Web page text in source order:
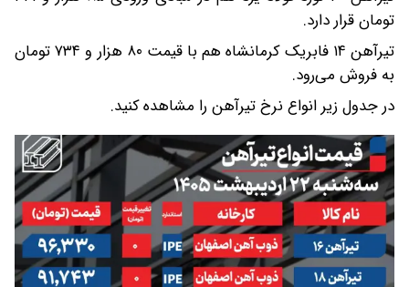
تومان قرار دارد.
تیرآهن ۱۴ فابریک کرمانشاه هم با قیمت ۸۰ هزار و ۷۳۴ تومان
به فروش می‌رود.
در جدول زیر انواع نرخ تیرآهن را مشاهده کنید.